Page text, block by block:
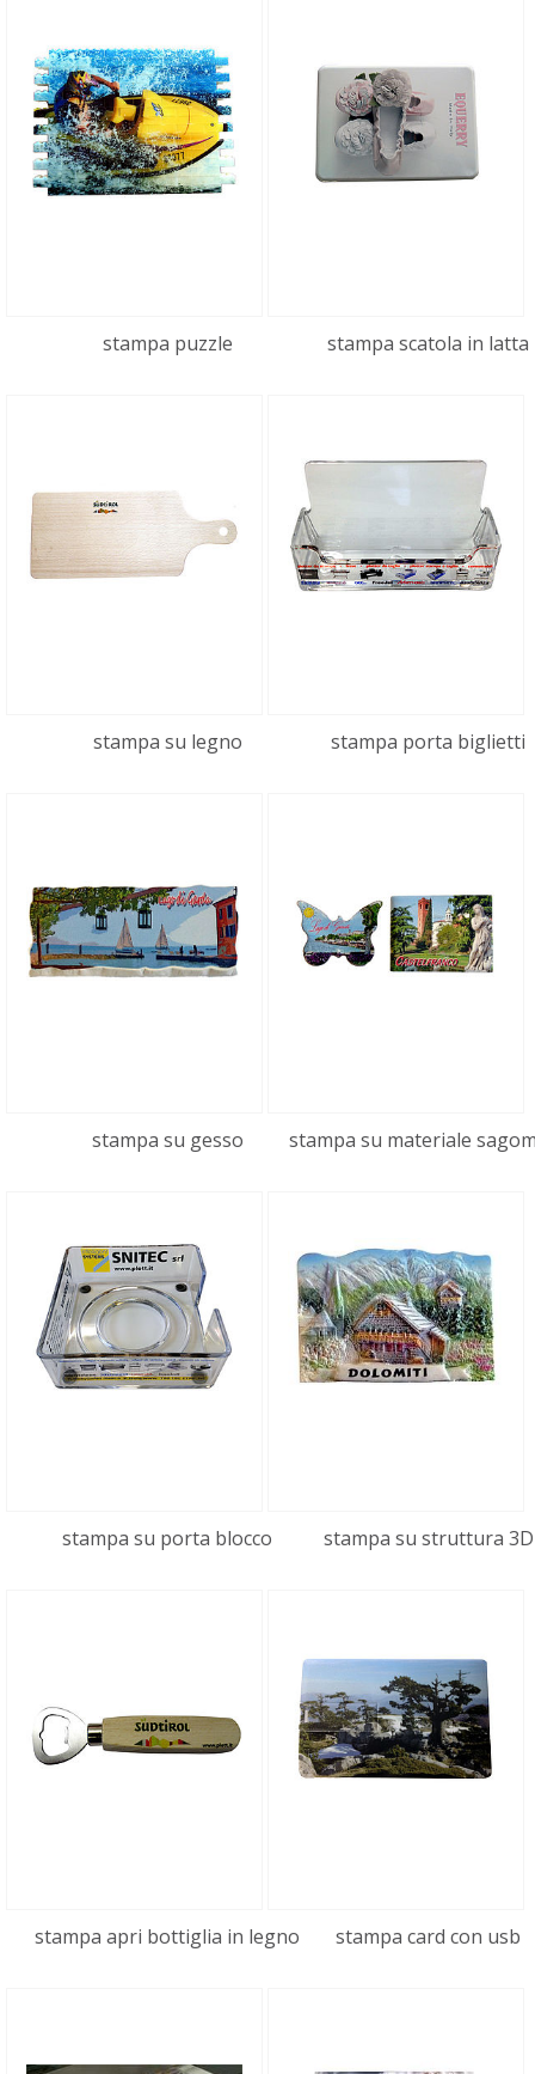
stampa puzzle stampa scatola in latta
stampa su legno stampa porta biglietti
stampa su gesso stampa su materiale
stampa su porta blocco stampa su struttura 3D
stampa apri bottiglia in legno stampa card con usb